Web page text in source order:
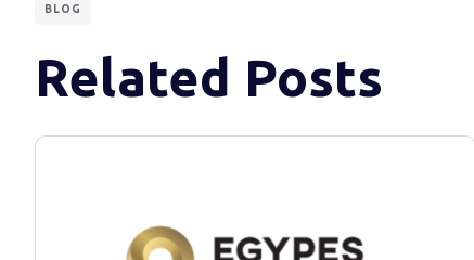
BLOG
Related Posts